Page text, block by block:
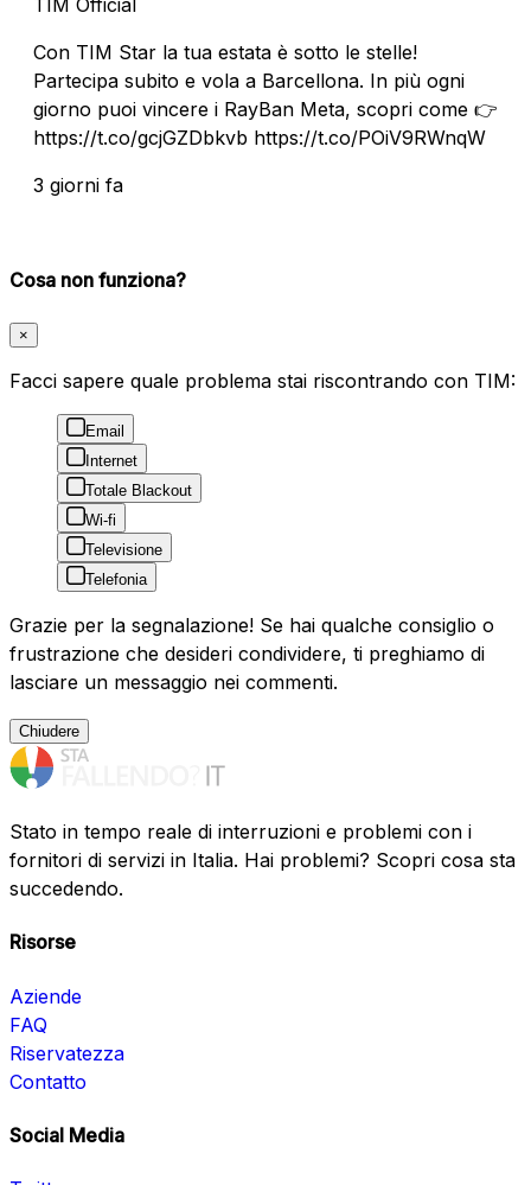
Con TIM Star la tua estata è sotto le stelle!
Partecipa subito e vola a Barcellona. In più ogni
giorno puoi vincere i RayBan Meta, scopri come 👉
https://t.co/gcjGZDbkvb https://t.co/POiV9RWnqW
3 giorni fa
Cosa non funziona?
×
Facci sapere quale problema stai riscontrando con TIM:
Email
Internet
Totale Blackout
Wi-fi
Televisione
Telefonia
Grazie per la segnalazione! Se hai qualche consiglio o
frustrazione che desideri condividere, ti preghiamo di
lasciare un messaggio nei commenti.
Chiudere
Stato in tempo reale di interruzioni e problemi con i
fornitori di servizi in Italia. Hai problemi? Scopri cosa sta
succedendo.
Risorse
Aziende
FAQ
Riservatezza
Contatto
Social Media